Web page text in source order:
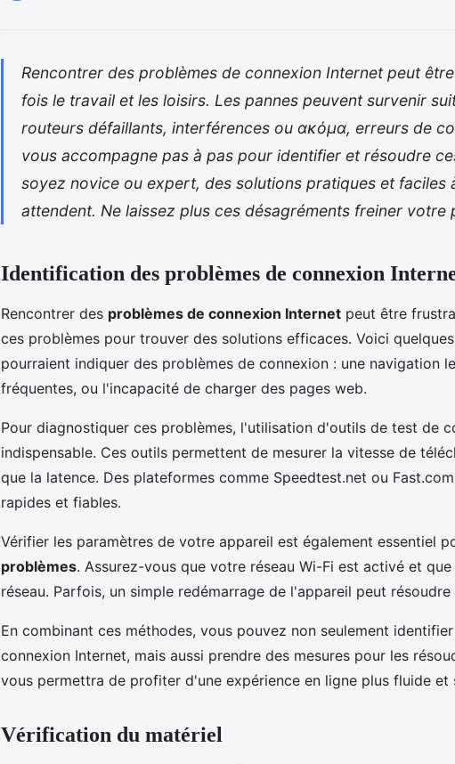
Rencontrer des problèmes de connexion Internet peut
fois le travail et les loisirs. Les pannes peuvent survenir
routeurs défaillants, interférences ou ακόμα, erreurs de
vous accompagne pas à pas pour identifier et résoudre
soyez novice ou expert, des solutions pratiques et
attendent. Ne laissez plus ces désagréments freiner votre
Identification des problèmes de connexion
Rencontrer des problèmes de connexion Internet peut être
ces problèmes pour trouver des solutions efficaces. Voici
pourraient indiquer des problèmes de connexion : une navigation
fréquentes, ou l'incapacité de charger des pages web.
Pour diagnostiquer ces problèmes, l'utilisation d'outils de test de
indispensable. Ces outils permettent de mesurer la vitesse de
que la latence. Des plateformes comme Speedtest.net ou
rapides et fiables.
Vérifier les paramètres de votre appareil est également essentiel
problèmes. Assurez-vous que votre réseau Wi-Fi est activé et
réseau. Parfois, un simple redémarrage de l'appareil peut
En combinant ces méthodes, vous pouvez non seulement
connexion Internet, mais aussi prendre des mesures pour les
vous permettra de profiter d'une expérience en ligne plus fluide et
Vérification du matériel